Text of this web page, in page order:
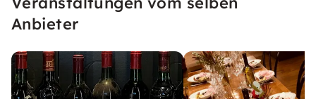
Geschmackserlebnisse.
Anbieter